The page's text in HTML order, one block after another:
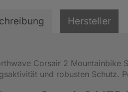
Hersteller
Corsair 2 Mountainbike
und robusten Schutz.